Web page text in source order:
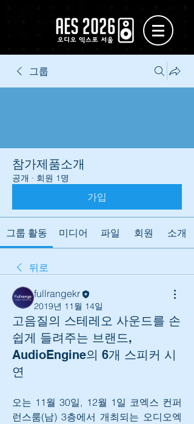
그룹
참가제품소개
공개 · 회원 1명
가입
그룹 활동 미디어 파일 회원 소개
뒤로
fullrangekr
2019년 11월 14일
고음질의 스테레오 사운드를 손
쉽게 들려주는 브랜드,
AudioEngine의 6개 스피커 시
연
오는 11월 30일, 12월 1일 코엑스 컨퍼
런스룸(남) 3층에서 개최되는 오디오엑